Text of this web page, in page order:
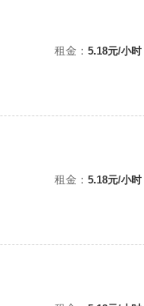
租金： 5.18元/小时
租金： 5.18元/小时